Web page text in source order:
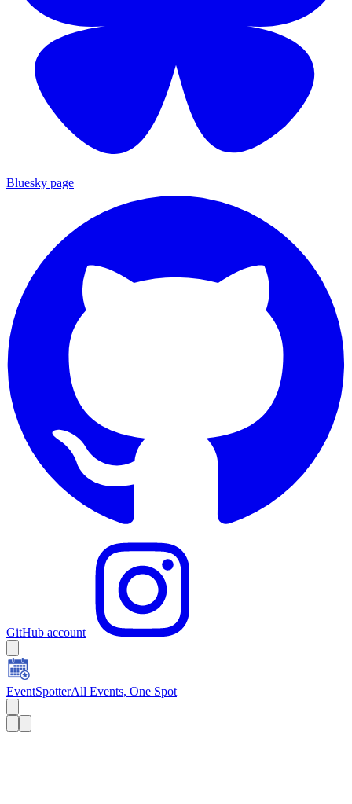
Bluesky page
GitHub account
EventSpotterAll Events, One Spot